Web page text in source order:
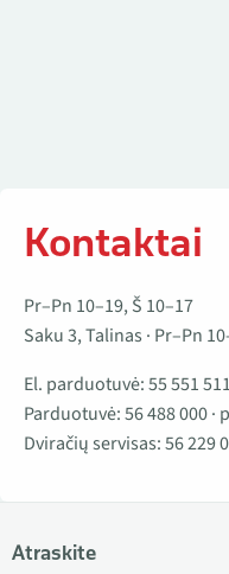
Kontaktai
Pr–Pn 10–19, Š 10–17
Saku 3, Talinas · Pr–Pn
El. parduotuvė:55 551 511
Parduotuvė:56 488 000·
Dviračių servisas:56 229
Atraskite